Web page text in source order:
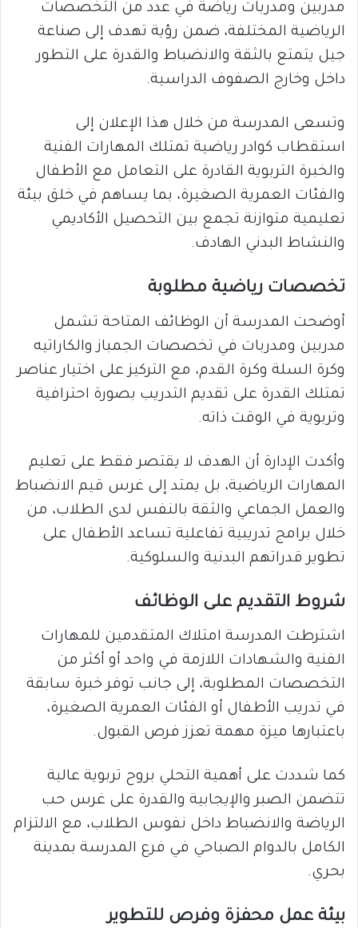
مدربين ومدربات رياضة في عدد من التخصصات
الرياضية المختلفة، ضمن رؤية تهدف إلى صناعة
جيل يتمتع بالثقة والانضباط والقدرة على التطور
داخل وخارج الصفوف الدراسية.
وتسعى المدرسة من خلال هذا الإعلان إلى
استقطاب كوادر رياضية تمتلك المهارات الفنية
والخبرة التربوية القادرة على التعامل مع الأطفال
والفئات العمرية الصغيرة، بما يساهم في خلق بيئة
تعليمية متوازنة تجمع بين التحصيل الأكاديمي
والنشاط البدني الهادف.
تخصصات رياضية مطلوبة
أوضحت المدرسة أن الوظائف المتاحة تشمل
مدربين ومدربات في تخصصات الجمباز والكاراتيه
وكرة السلة وكرة القدم، مع التركيز على اختيار عناصر
تمتلك القدرة على تقديم التدريب بصورة احترافية
وتربوية في الوقت ذاته.
وأكدت الإدارة أن الهدف لا يقتصر فقط على تعليم
المهارات الرياضية، بل يمتد إلى غرس قيم الانضباط
والعمل الجماعي والثقة بالنفس لدى الطلاب، من
خلال برامج تدريبية تفاعلية تساعد الأطفال على
تطوير قدراتهم البدنية والسلوكية.
شروط التقديم على الوظائف
اشترطت المدرسة امتلاك المتقدمين للمهارات
الفنية والشهادات اللازمة في واحد أو أكثر من
التخصصات المطلوبة، إلى جانب توفر خبرة سابقة
في تدريب الأطفال أو الفئات العمرية الصغيرة،
باعتبارها ميزة مهمة تعزز فرص القبول.
كما شددت على أهمية التحلي بروح تربوية عالية
تتضمن الصبر والإيجابية والقدرة على غرس حب
الرياضة والانضباط داخل نفوس الطلاب، مع الالتزام
الكامل بالدوام الصباحي في فرع المدرسة بمدينة
بحري.
بيئة عمل محفزة وفرص للتطوير